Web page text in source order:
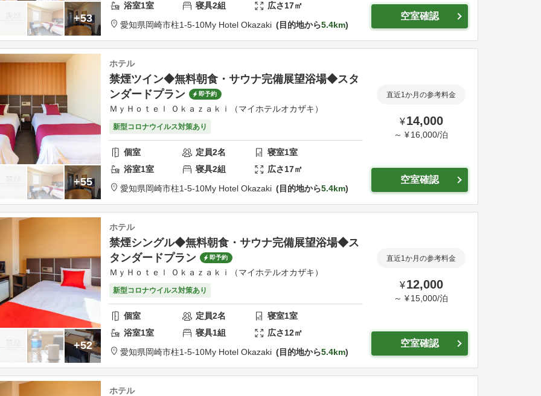
+53
浴室1室 寝具2組 広さ17㎡
愛知県岡崎市柱1-5-10My Hotel Okazaki 目的地から5.4km
空室確認
+55
ホテル
禁煙ツイン◆無料朝食・サウナ完備展望浴場◆スタ
ンダードプラン
即予約
ＭｙＨｏｔｅｌ Ｏｋａｚａｋｉ（マイホテルオカザキ）
新型コロナウイルス対策あり
個室 定員2名 寝室1室
浴室1室 寝具2組 広さ17㎡
愛知県岡崎市柱1-5-10My Hotel Okazaki 目的地から5.4km
直近1か月の参考料金
¥ 14,000
～ ¥ 16,000/泊
空室確認
+52
ホテル
禁煙シングル◆無料朝食・サウナ完備展望浴場◆ス
タンダードプラン
即予約
ＭｙＨｏｔｅｌ Ｏｋａｚａｋｉ（マイホテルオカザキ）
新型コロナウイルス対策あり
個室 定員2名 寝室1室
浴室1室 寝具1組 広さ12㎡
愛知県岡崎市柱1-5-10My Hotel Okazaki 目的地から5.4km
直近1か月の参考料金
¥ 12,000
～ ¥ 15,000/泊
空室確認
ホテル